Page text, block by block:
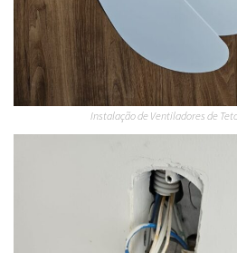
Instalação de Ventiladores de